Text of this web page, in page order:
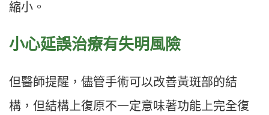
縮小。
小心延誤治療有失明風險
但醫師提醒，儘管手術可以改善黃斑部的結
構，但結構上復原不一定意味著功能上完全復